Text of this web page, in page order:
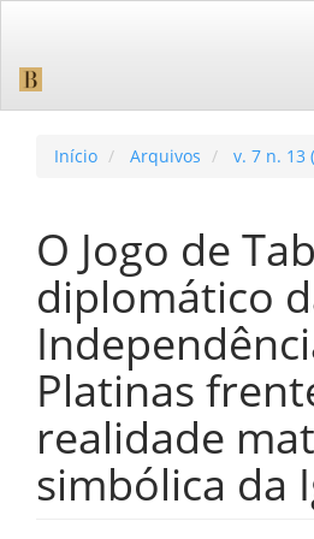
Barra
Início Arquivos v. 7 n. 13
O Jogo de
diplomático
Platinas
realidade
simbólica da